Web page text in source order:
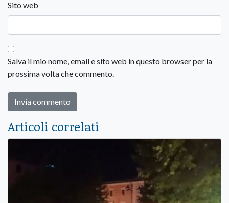
Sito web
Salva il mio nome, email e sito web in questo browser per la
prossima volta che commento.
Articoli correlati